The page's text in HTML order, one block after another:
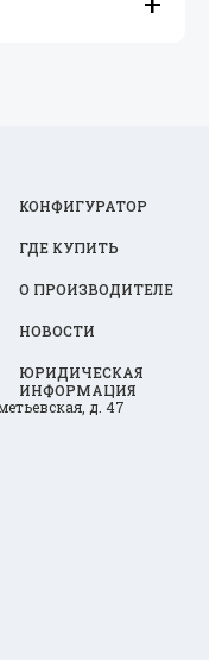
КОНФИГУРАТОР
ГДЕ КУПИТЬ
О ПРОИЗВОДИТЕЛЕ
НОВОСТИ
ЮРИДИЧЕСКАЯ
ИНФОРМАЦИЯ
д. 47